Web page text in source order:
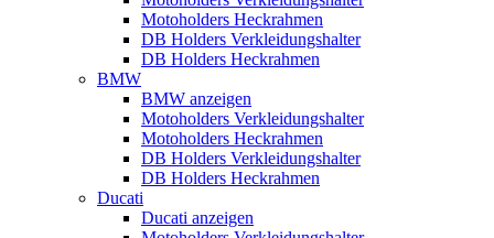
Motoholders Heckrahmen
DB Holders Verkleidungshalter
DB Holders Heckrahmen
BMW
BMW anzeigen
Motoholders Verkleidungshalter
Motoholders Heckrahmen
DB Holders Verkleidungshalter
DB Holders Heckrahmen
Ducati
Ducati anzeigen